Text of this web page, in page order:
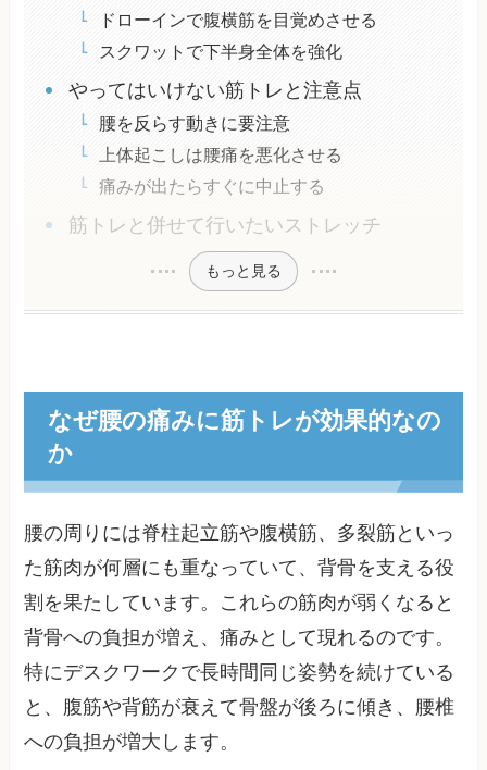
ドローインで腹横筋を目覚めさせる
スクワットで下半身全体を強化
やってはいけない筋トレと注意点
腰を反らす動きに要注意
上体起こしは腰痛を悪化させる
痛みが出たらすぐに中止する
筋トレと併せて行いたいストレッチ
もっと見る
なぜ腰の痛みに筋トレが効果的なの
か
腰の周りには脊柱起立筋や腹横筋、多裂筋といっ
た筋肉が何層にも重なっていて、背骨を支える役
割を果たしています。これらの筋肉が弱くなると
背骨への負担が増え、痛みとして現れるのです。
特にデスクワークで長時間同じ姿勢を続けている
と、腹筋や背筋が衰えて骨盤が後ろに傾き、腰椎
への負担が増大します。